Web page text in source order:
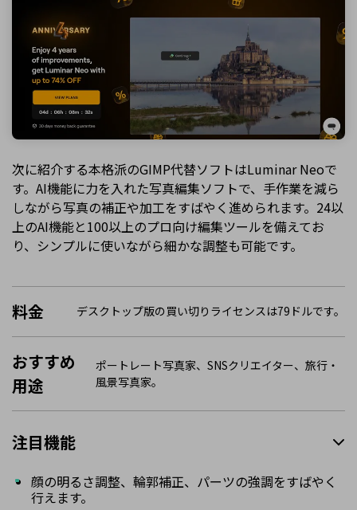
次に紹介する本格派のGIMP代替ソフトはLuminar Neoで
す。AI機能に力を入れた写真編集ソフトで、手作業を減ら
しながら写真の補正や加工をすばやく進められます。24以
上のAI機能と100以上のプロ向け編集ツールを備えてお
り、シンプルに使いながら細かな調整も可能です。
料金 デスクトップ版の買い切りライセンスは79ドルです。
おすすめ
用途
ポートレート写真家、SNSクリエイター、旅行・
風景写真家。
注目機能
顔の明るさ調整、輪郭補正、パーツの強調をすばやく
行えます。